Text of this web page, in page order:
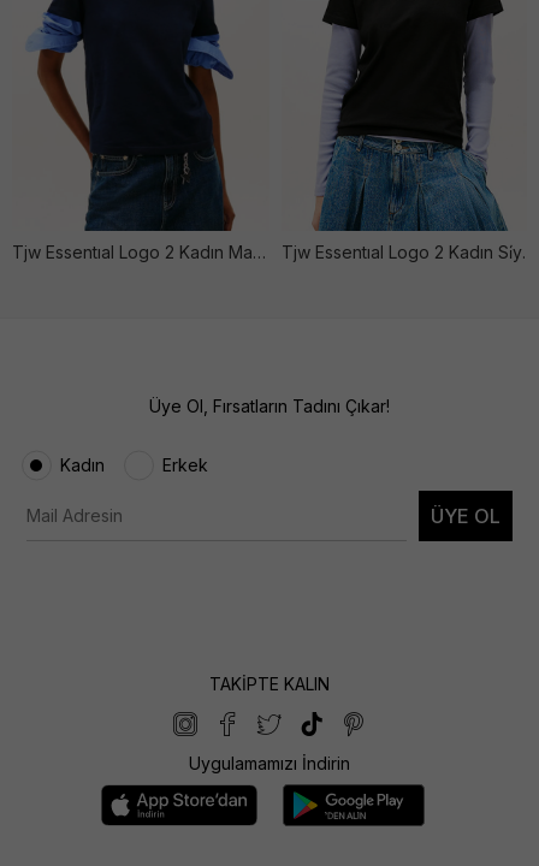
Tjw Essentıal Logo 2 Kadın Mavi̇ Ti̇şört Tjw Essentıal Logo 2 Kadın Si̇yah Ti̇şört
Üye Ol, Fırsatların Tadını Çıkar!
Kadın Erkek
ÜYE OL
TAKİPTE KALIN
Uygulamamızı İndirin